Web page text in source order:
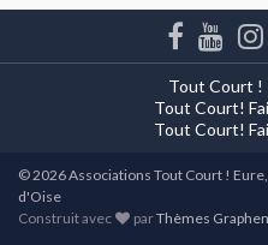
Tout Court !
Tout Court!
Tout Court!
© 2026 Associations Tout Court !
d'Oise
Construit avec
parThèmes